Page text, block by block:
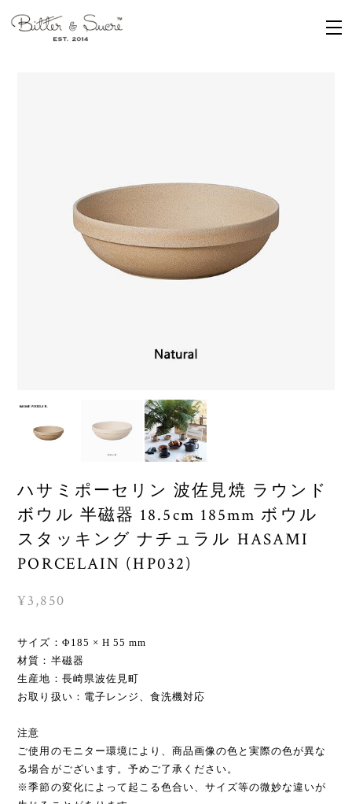
ハサミポーセリン 波佐見焼 ラウンド
ボウル 半磁器 18.5cm 185mm ボウル
スタッキング ナチュラル HASAMI
PORCELAIN (HP032)
¥3,850
サイズ：Φ185 × H 55 mm
材質：半磁器
生産地：長崎県波佐見町
お取り扱い：電子レンジ、食洗機対応
注意
ご使用のモニター環境により、商品画像の色と実際の色が異な
る場合がございます。予めご了承ください。
※季節の変化によって起こる色合い、サイズ等の微妙な違いが